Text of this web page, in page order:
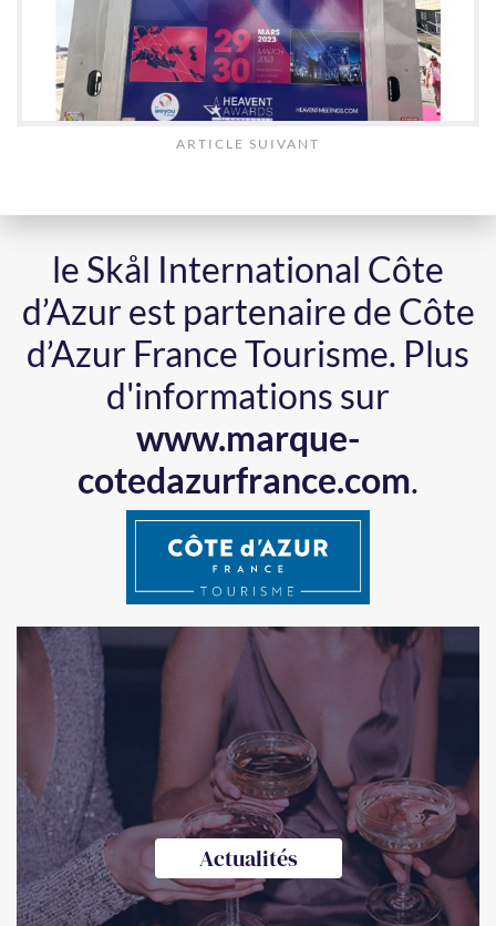
ARTICLE SUIVANT
le Skål International Côte
d’Azur est partenaire de Côte
d’Azur France Tourisme. Plus
d'informations sur
www.marque-
cotedazurfrance.com.
Actualités